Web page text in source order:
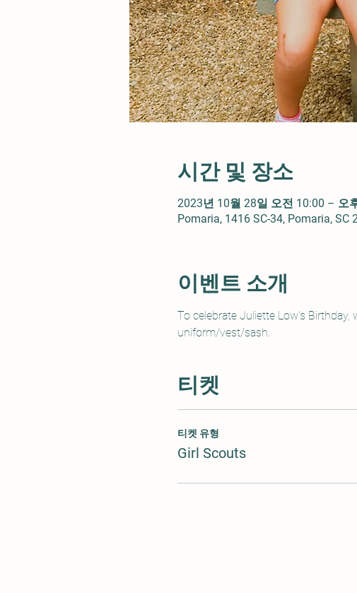
시간 및 장소
2023년 10월 28일 오전 10:00 – 오
Pomaria, 1416 SC-34, Pomaria, SC
이벤트 소개
To celebrate Juliette Low’s
uniform/vest/sash.
티켓
티켓 유형
Girl Scouts